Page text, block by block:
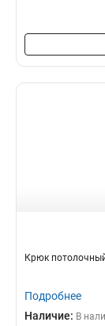
Крюк
Подробнее
Наличие: В